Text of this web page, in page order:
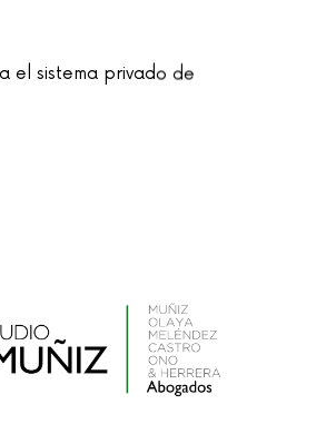
el sistema privado de
la Ley N° 30024, que crea el
de Historias Clínicas